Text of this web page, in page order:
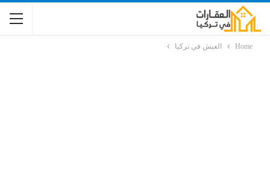
Home العيش في تركيا